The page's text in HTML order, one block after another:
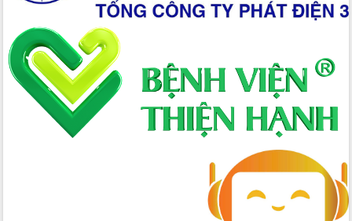
Giai đoạn 2026-2030, Đắk Lắk phấn
đấu có 77% xã đạt chuẩn nông thôn
mới
Chuyển đổi số 'mở đường' cho nông
nghiệp Đắk Lắk tăng trưởng bứt phá
Triển khai đồng bộ đo đạc, lập hồ sơ
địa chính, hoàn thiện cơ sở dữ liệu đất